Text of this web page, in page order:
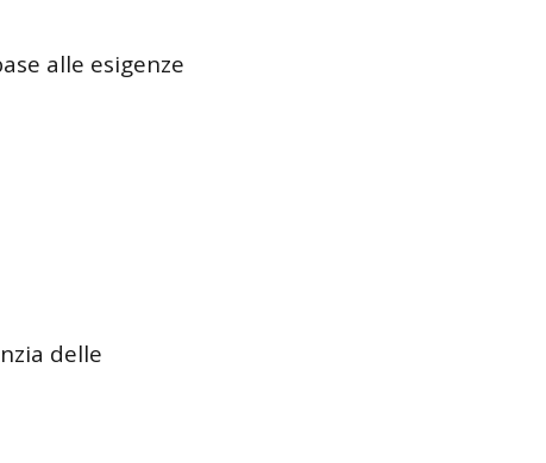
alle esigenze
delle